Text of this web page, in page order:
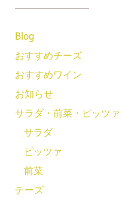
Blog
おすすめチーズ
おすすめワイン
お知らせ
サラダ・前菜・ピッツァ
サラダ
ピッツァ
前菜
チーズ